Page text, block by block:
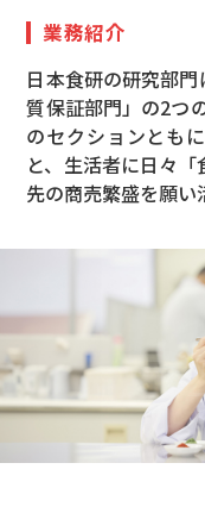
業務紹介
日本食研の研究部
質保証部門」の2つ
のセクションとも
と、生活者に日々
先の商売繁盛を願い